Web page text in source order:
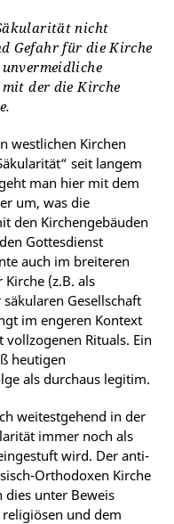
nicht
Gefahr für die Kirche
unvermeidliche
der die Kirche
westlichen Kirchen
seit langem
man hier mit dem
um, was die
den Kirchengebäuden
Gottesdienst
auch im breiteren
Kirche (z.B. als
Gesellschaft
im engeren Kontext
Rituals. Ein
heutigen
als durchaus legitim.
weitestgehend in der
immer noch als
wird. Der anti-
Orthodoxen Kirche
unter Beweis
und dem